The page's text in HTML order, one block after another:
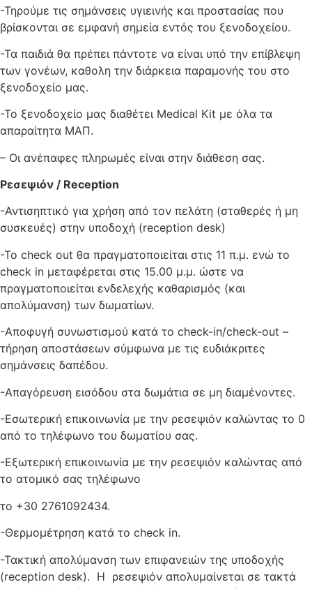
-Τηρούμε τις σημάνσεις υγιεινής και προστασίας που
βρίσκονται σε εμφανή σημεία εντός του ξενοδοχείου.
-Τα παιδιά θα πρέπει πάντοτε να είναι υπό την επίβλεψη
των γονέων, καθολη την διάρκεια παραμονής του στο
ξενοδοχείο μας.
-Το ξενοδοχείο μας διαθέτει Medical Kit με όλα τα
απαραίτητα ΜΑΠ.
– Οι ανέπαφες πληρωμές είναι στην διάθεση σας.
Ρεσεψιόν / Reception
-Αντισηπτικό για χρήση από τον πελάτη (σταθερές ή μη
συσκευές) στην υποδοχή (reception desk)
-Το check out θα πραγματοποιείται στις 11 π.μ. ενώ το
check in μεταφέρεται στις 15.00 μ.μ. ώστε να
πραγματοποιείται ενδελεχής καθαρισμός (και
απολύμανση) των δωματίων.
-Αποφυγή συνωστισμού κατά το check-in/check-out –
τήρηση αποστάσεων σύμφωνα με τις ευδιάκριτες
σημάνσεις δαπέδου.
-Απαγόρευση εισόδου στα δωμάτια σε μη διαμένοντες.
-Εσωτερική επικοινωνία με την ρεσεψιόν καλώντας το 0
από το τηλέφωνο του δωματίου σας.
-Εξωτερική επικοινωνία με την ρεσεψιόν καλώντας από
το ατομικό σας τηλέφωνο
το +30 2761092434.
-Θερμομέτρηση κατά το check in.
-Τακτική απολύμανση των επιφανειών της υποδοχής
(reception desk). Η ρεσεψιόν απολυμαίνεται σε τακτά